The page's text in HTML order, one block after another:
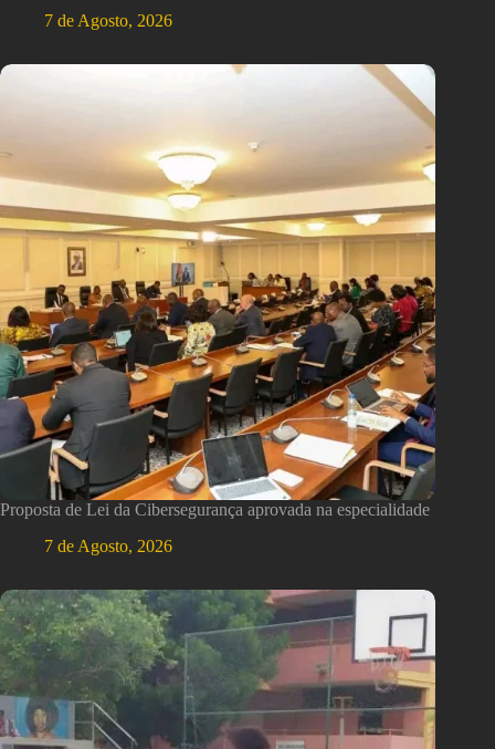
7 de Agosto, 2026
Proposta de Lei da Cibersegurança aprovada na especialidade
7 de Agosto, 2026